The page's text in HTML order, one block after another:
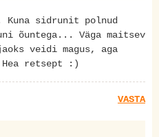
Kuna sidrunit polnud
õuntega... Väga maitsev
veidi magus, aga
retsept :)
VASTA